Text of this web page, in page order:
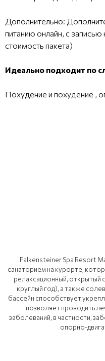
Дополнительно:
питанию онлайн, с
стоимость пакета)
Идеально подходит по
Похудение и похудение ,
Falkensteiner Spa Resort
санаторием на курорте,
релаксационный, открытый
круглый год), а также
бассейн способствует
позволяет проводить
заболеваний, в частности,
опорно-